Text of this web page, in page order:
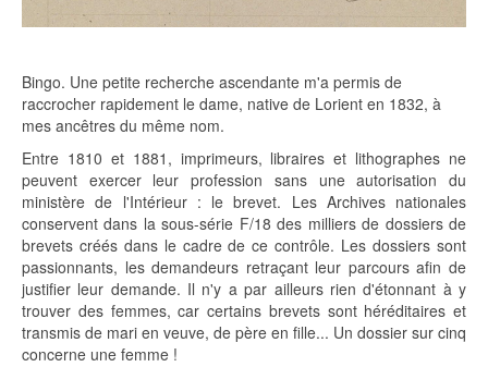
Bingo. Une petite recherche ascendante m'a permis de
raccrocher rapidement le dame, native de Lorient en 1832, à
mes ancêtres du même nom.
Entre 1810 et 1881, imprimeurs, libraires et lithographes ne
peuvent exercer leur profession sans une autorisation du
ministère de l'Intérieur : le brevet. Les Archives nationales
conservent dans la sous-série F/18 des milliers de dossiers de
brevets créés dans le cadre de ce contrôle. Les dossiers sont
passionnants, les demandeurs retraçant leur parcours afin de
justifier leur demande. Il n'y a par ailleurs rien d'étonnant à y
trouver des femmes, car certains brevets sont héréditaires et
transmis de mari en veuve, de père en fille... Un dossier sur cinq
concerne une femme !